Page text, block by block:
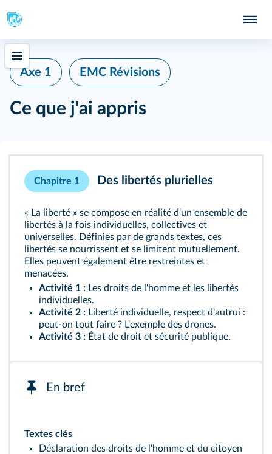
Axe 1 EMC Révisions
Ce que j'ai appris
Chapitre 1 Des libertés plurielles
« La liberté » se compose en réalité d'un ensemble de
libertés à la fois individuelles, collectives et
universelles. Définies par de grands textes, ces
libertés se nourrissent et se limitent mutuellement.
Elles peuvent également être restreintes et
menacées.
Activité 1 : Les droits de l'homme et les libertés
individuelles.
Activité 2 : Liberté individuelle, respect d'autrui :
peut-on tout faire ? L'exemple des drones.
Activité 3 : État de droit et sécurité publique.
En bref
Textes clés
Déclaration des droits de l'homme et du citoyen